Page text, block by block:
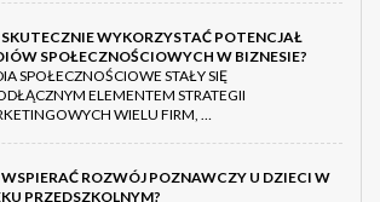
WYKORZYSTAĆ POTENCJAŁ
SPOŁECZNOŚCIOWYCH W BIZNESIE?
SPOŁECZNOŚCIOWE STAŁY SIĘ
ELEMENTEM STRATEGII
WIELU FIRM, …
ROZWÓJ POZNAWCZY U DZIECI W
PRZEDSZKOLNYM?